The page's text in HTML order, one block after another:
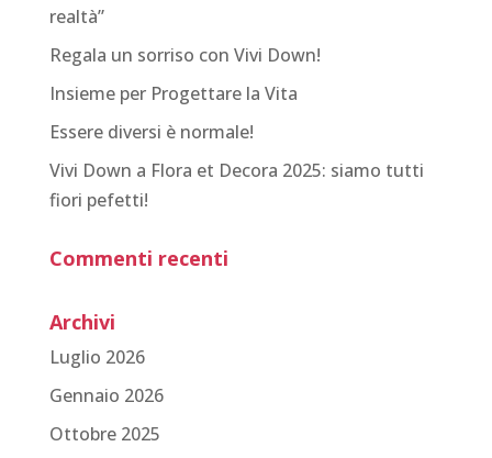
realtà”
Regala un sorriso con Vivi Down!
Insieme per Progettare la Vita
Essere diversi è normale!
Vivi Down a Flora et Decora 2025: siamo tutti
fiori pefetti!
Commenti recenti
Archivi
Luglio 2026
Gennaio 2026
Ottobre 2025